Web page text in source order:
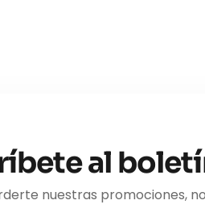
al
nuestras promociones,